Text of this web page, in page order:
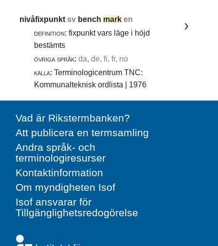
nivåfixpunktsv bench mark en
definition: fixpunkt vars läge i höjd
bestämts
övriga språk: da, de, fi, fr, no
källa: Terminologicentrum TNC:
Kommunalteknisk ordlista | 1976
Vad är Rikstermbanken?
Att publicera en termsamling
Andra språk- och
terminologiresurser
Kontaktinformation
Om myndigheten Isof
Isof ansvarar för
Tillgänglighetsredogörelse